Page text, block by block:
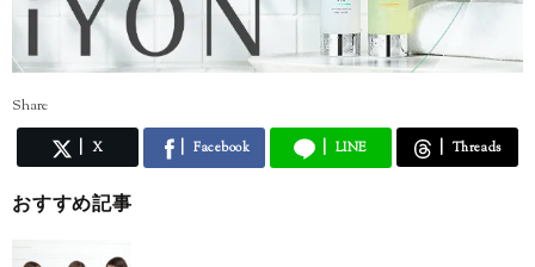
Share
X Facebook LINE Threads
おすすめ記事